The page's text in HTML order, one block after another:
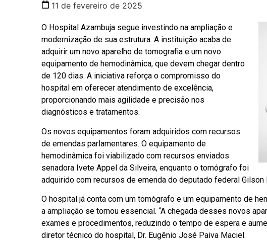
11 de fevereiro de 2025
O Hospital Azambuja segue investindo na ampliação e
modernização de sua estrutura. A instituição acaba de
adquirir um novo aparelho de tomografia e um novo
equipamento de hemodinâmica, que devem chegar dentro
de 120 dias. A iniciativa reforça o compromisso do
hospital em oferecer atendimento de excelência,
proporcionando mais agilidade e precisão nos
diagnósticos e tratamentos.
Os novos equipamentos foram adquiridos com recursos
de emendas parlamentares. O equipamento de
hemodinâmica foi viabilizado com recursos enviados
senadora Ivete Appel da Silveira, enquanto o tomógrafo foi
adquirido com recursos de emenda do deputado federal Gilson
O hospital já conta com um tomógrafo e um equipamento de
a ampliação se tornou essencial. “A chegada desses novos
exames e procedimentos, reduzindo o tempo de espera e
diretor técnico do hospital, Dr. Eugênio José Paiva Maciel.